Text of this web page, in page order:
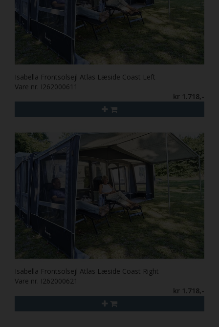
Isabella Frontsolsejl Atlas Læside Coast Left
Vare nr. I262000611
kr 1.718,-
Isabella Frontsolsejl Atlas Læside Coast Right
Vare nr. I262000621
kr 1.718,-